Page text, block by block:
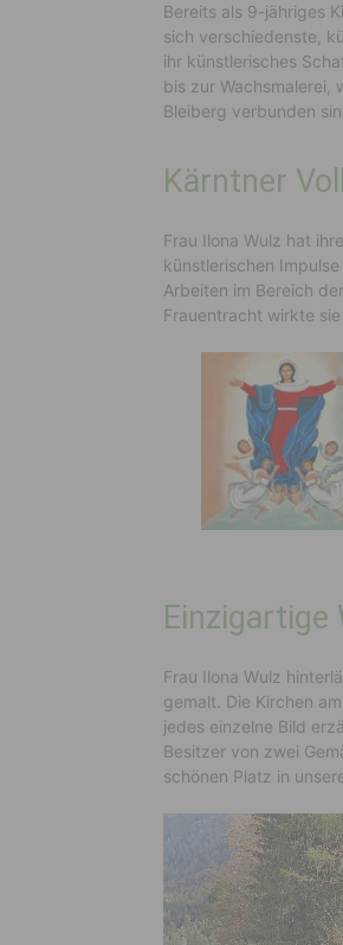
Bereits als 9-jähriges
sich verschiedenste,
ihr künstlerisches
bis zur Wachsmalerei,
Bleiberg verbunden
Kärntner
Frau Ilona Wulz hat
künstlerischen
Arbeiten im Bereich
Frauentracht wirkte
Einzigartige
Frau Ilona Wulz
gemalt. Die Kirchen
jedes einzelne Bild
Besitzer von zwei
schönen Platz in